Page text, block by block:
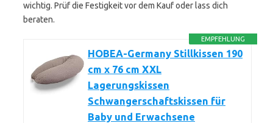
wichtig. Prüf die Festigkeit vor dem Kauf oder lass dich
beraten.
EMPFEHLUNG
HOBEA-Germany Stillkissen 190
cm x 76 cm XXL
Lagerungskissen
Schwangerschaftskissen für
Baby und Erwachsene